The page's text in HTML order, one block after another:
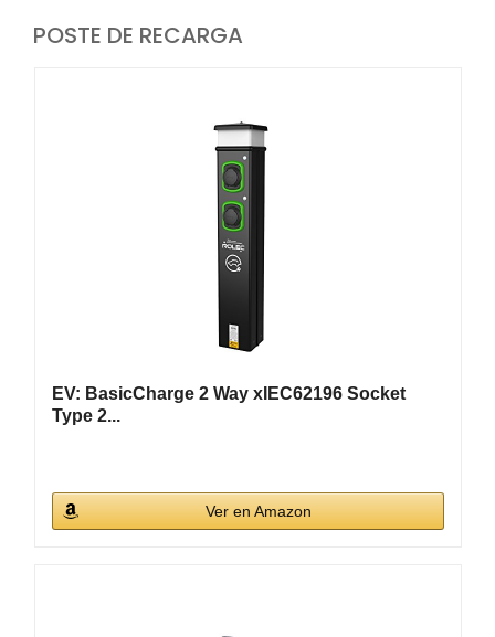
POSTE DE RECARGA
EV: BasicCharge 2 Way xIEC62196 Socket
Type 2...
Ver en Amazon